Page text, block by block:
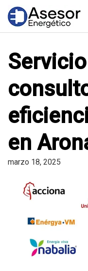
Saltar
contenido
en
marzo 18, 2025